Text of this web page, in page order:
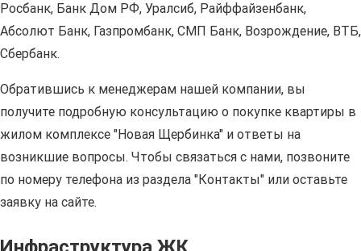
Росбанк, Банк Дом РФ, Уралсиб, Райффайзенбанк,
Абсолют Банк, Газпромбанк, СМП Банк, Возрождение, ВТБ,
Сбербанк.
Обратившись к менеджерам нашей компании, вы
получите подробную консультацию о покупке квартиры в
жилом комплексе "Новая Щербинка" и ответы на
возникшие вопросы. Чтобы связаться с нами, позвоните
по номеру телефона из раздела "Контакты" или оставьте
заявку на сайте.